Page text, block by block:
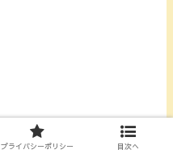
プライバシーポリシー 目次へ